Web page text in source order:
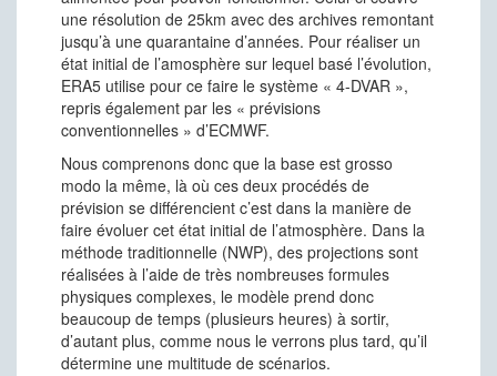
une résolution de 25km avec des archives remontant
jusqu’à une quarantaine d’années. Pour réaliser un
état initial de l’amosphère sur lequel basé l’évolution,
ERA5 utilise pour ce faire le système « 4-DVAR »,
repris également par les « prévisions
conventionnelles » d’ECMWF.
Nous comprenons donc que la base est grosso
modo la même, là où ces deux procédés de
prévision se différencient c’est dans la manière de
faire évoluer cet état initial de l’atmosphère. Dans la
méthode traditionnelle (NWP), des projections sont
réalisées à l’aide de très nombreuses formules
physiques complexes, le modèle prend donc
beaucoup de temps (plusieurs heures) à sortir,
d’autant plus, comme nous le verrons plus tard, qu’il
détermine une multitude de scénarios.